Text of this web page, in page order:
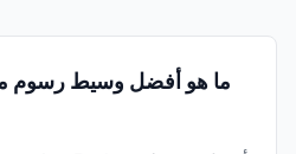
ما هو أفضل وسيط رسوم